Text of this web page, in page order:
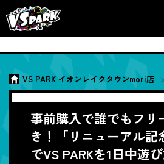
VS PARK イオンレイクタウンmori店
事前購入で誰でもフリ
き！「リニューアル記
でVS PARKを1日中遊